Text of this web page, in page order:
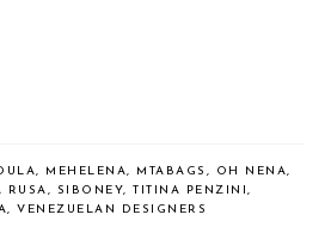
, MEHELENA, MTABAGS , OH NENA,
RUSA, SIBONEY,TITINA PENZINI,
,VENEZUELAN DESIGNERS